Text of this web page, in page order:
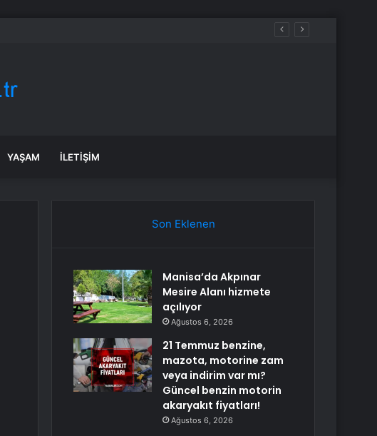
benzin motorin akaryakıt fiyatları!
YAŞAM İLETIŞIM
Son Eklenen
Manisa’da Akpınar
Mesire Alanı hizmete
açılıyor
Ağustos 6, 2026
21 Temmuz benzine,
mazota, motorine zam
veya indirim var mı?
Güncel benzin motorin
akaryakıt fiyatları!
Ağustos 6, 2026